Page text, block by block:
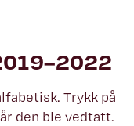
Trykk på
den ble vedtatt.